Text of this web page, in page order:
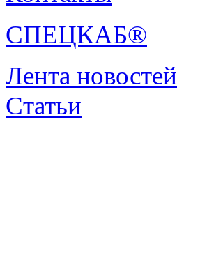
СПЕЦКАБ®
Лента новостей
Статьи